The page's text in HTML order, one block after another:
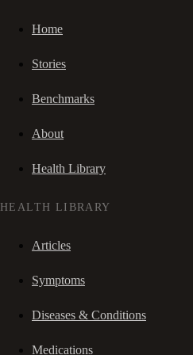
Home
Stories
Benchmarks
About
Health Library
HEALTH LIBRARY
Articles
Symptoms
Diseases & Conditions
Medications